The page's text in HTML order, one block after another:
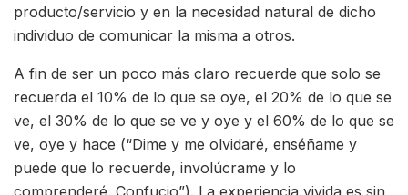
producto/servicio y en la necesidad natural de dicho
individuo de comunicar la misma a otros.
A fin de ser un poco más claro recuerde que solo se
recuerda el 10% de lo que se oye, el 20% de lo que se
ve, el 30% de lo que se ve y oye y el 60% de lo que se
ve, oye y hace (“Dime y me olvidaré, enséñame y
puede que lo recuerde, involúcrame y lo
comprenderé. Confucio”). La experiencia vivida es sin